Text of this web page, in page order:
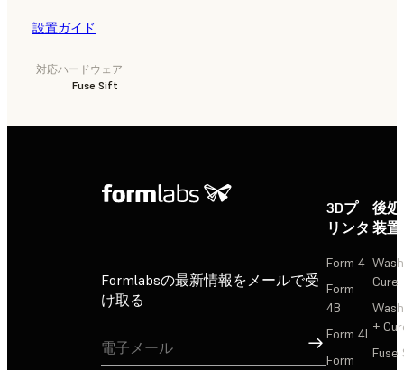
設置ガイド
対応ハードウェア
Fuse Sift
Formlabsの最新情報をメールで受
け取る
サインアップ
3Dプ
リンタ
Form 4
Form
4B
Form 4L
Form
後
装置
Cure
+
Fuse